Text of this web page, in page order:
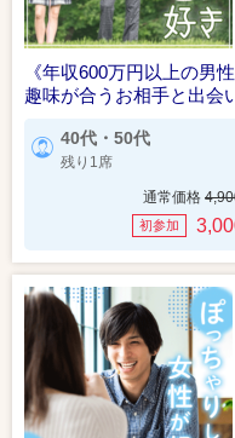
《年収600万円以上の男性
趣味が合うお相手と出会
40代・50代
残り1席
通常価格
初参加